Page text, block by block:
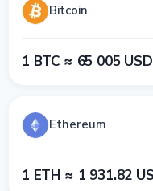
Bitcoin
1 BTC ≈ 65 005 USD
Ethereum
1 ETH ≈ 1 931.82